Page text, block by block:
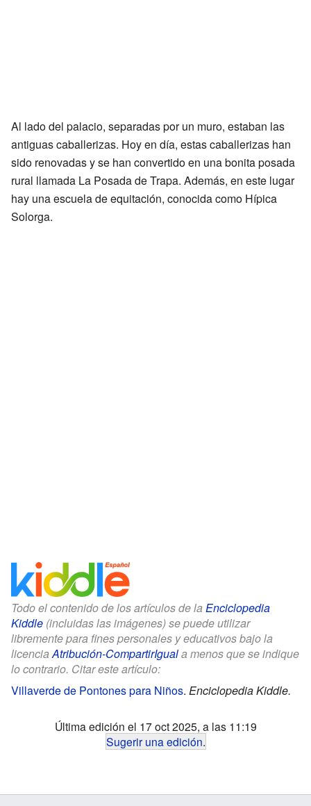
Al lado del palacio, separadas por un muro, estaban las
antiguas caballerizas. Hoy en día, estas caballerizas han
sido renovadas y se han convertido en una bonita posada
rural llamada La Posada de Trapa. Además, en este lugar
hay una escuela de equitación, conocida como Hípica
Solorga.
Todo el contenido de los artículos de la Enciclopedia
Kiddle (incluidas las imágenes) se puede utilizar
libremente para fines personales y educativos bajo la
licencia Atribución-CompartirIguala menos que se indique
lo contrario. Citar este artículo:
Villaverde de Pontones para Niños. Enciclopedia Kiddle.
Última edición el 17 oct 2025, a las 11:19
Sugerir una edición.